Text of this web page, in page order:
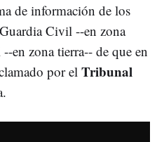
de información de los
Civil --en zona
en zona tierra-- de que en
por el Tribunal